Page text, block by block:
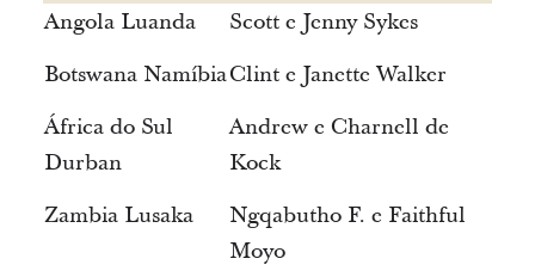
Angola Luanda
Scott e Jenny Sykes
Botswana NamíbiaClint e Janette Walker
África do Sul
Durban
Andrew e Charnell de
Kock
Zambia Lusaka
Ngqabutho F. e Faithful
Moyo